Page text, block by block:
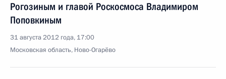
Рогозиным и главой Роскосмоса Владимиром
Поповкиным
31 августа 2012 года, 17:00
Московская область, Ново-Огарёво